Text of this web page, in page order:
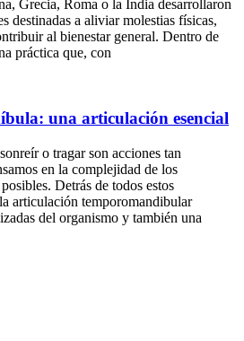
Grecia, Roma o la India desarrollaron
destinadas a aliviar molestias físicas,
al bienestar general. Dentro de
práctica que, con
una articulación esencial
o tragar son acciones tan
en la complejidad de los
Detrás de todos estos
articulación temporomandibular
del organismo y también una